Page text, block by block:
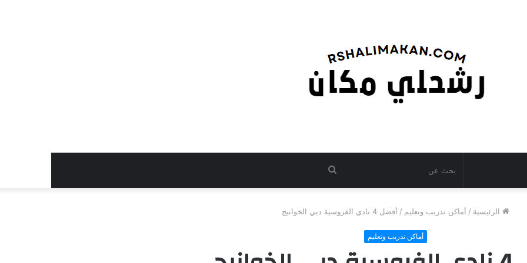
بحث
الرئيسية / أماكن تدريب وتعليم / أفضل 4 نادي الفروسية دبي الخوانيج
أماكن تدريب وتعليم